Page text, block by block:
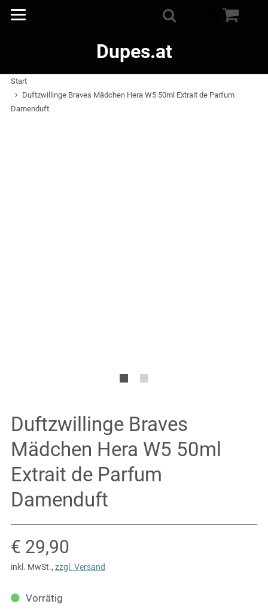
Dupes.at
Start
Duftzwillinge Braves Mädchen Hera W5 50ml Extrait de Parfum
Damenduft
Duftzwillinge Braves
Mädchen Hera W5 50ml
Extrait de Parfum
Damenduft
Verkaufspreis: € 29,90
€ 29,90
inkl. MwSt.,zzgl. Versand
Vorrätig